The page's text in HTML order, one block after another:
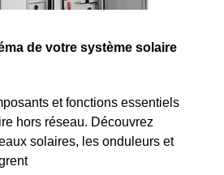
de votre système solaire
et fonctions essentiels
hors réseau. Découvrez
solaires, les onduleurs et